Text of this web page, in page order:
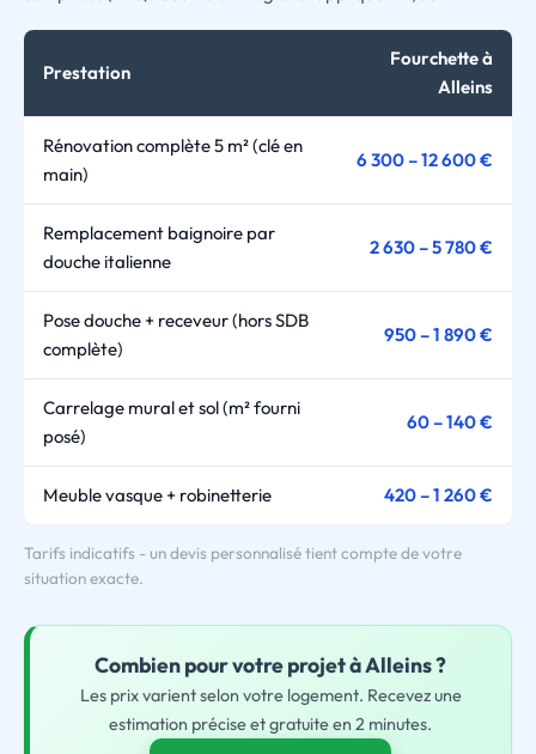
Prestation
Fourchette à
Alleins
Rénovation complète 5 m² (clé en
main)
6 300 – 12 600 €
Remplacement baignoire par
douche italienne
2 630 – 5 780 €
Pose douche + receveur (hors SDB
complète)
950 – 1 890 €
Carrelage mural et sol (m² fourni
posé)
60 – 140 €
Meuble vasque + robinetterie 420 – 1 260 €
Tarifs indicatifs - un devis personnalisé tient compte de votre
situation exacte.
Combien pourvotreprojet à Alleins ?
Les prix varient selon votre logement. Recevez une
estimation précise et gratuite en 2 minutes.